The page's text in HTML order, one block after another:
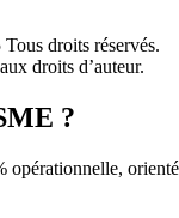
droits réservés.
droits d’auteur.
?